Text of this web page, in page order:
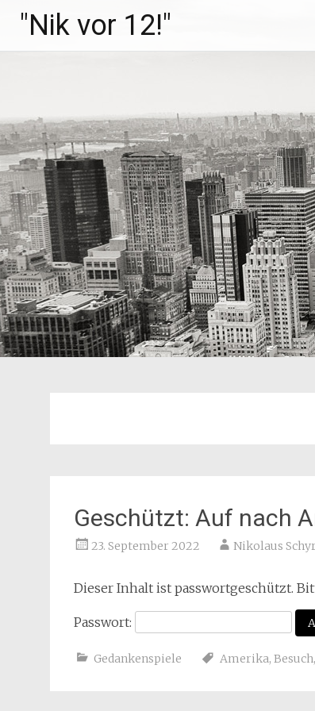
Zum
springen
"Nik vor 12!"
Geschützt: Auf nach
23. September 2022 Nikolaus
Dieser Inhalt ist passwortgeschützt.
Passwort:
Gedankenspiele Amerika, Besuch,